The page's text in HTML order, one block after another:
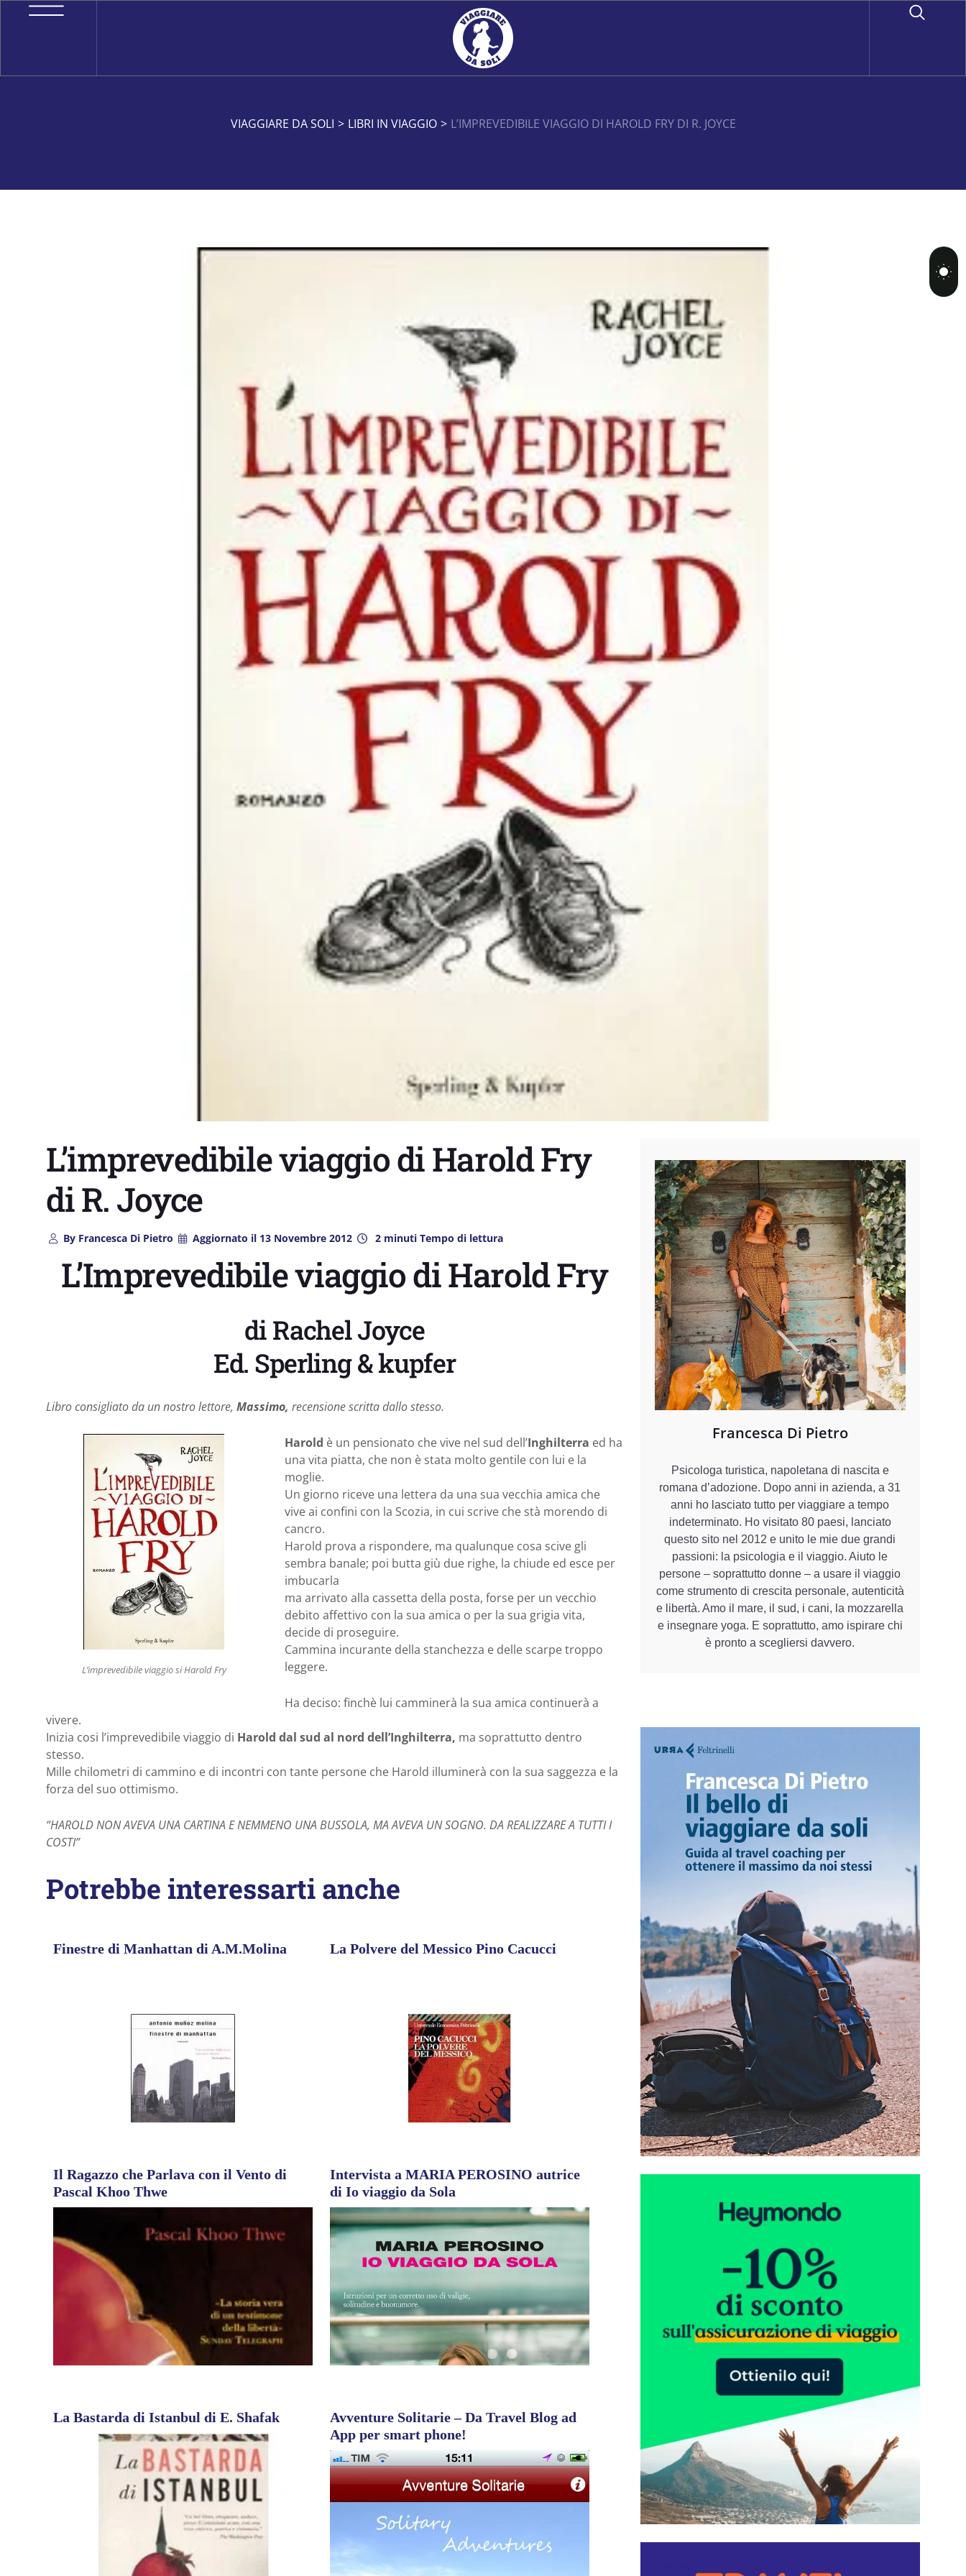
VIAGGIARE DA SOLI > LIBRI IN VIAGGIO > L’IMPREVEDIBILE VIAGGIO DI HAROLD FRY DI R. JOYCE
L’imprevedibile viaggio di Harold Fry
di R. Joyce
ByFrancesca Di Pietro Aggiornato il 13 Novembre 2012 2 minuti Tempo di lettura
L’Imprevedibile viaggio di Harold Fry
di Rachel Joyce
Ed. Sperling & kupfer
Libro consigliato da un nostro lettore, Massimo, recensione scritta dallo stesso.
L’imprevedibile viaggio si Harold Fry
Harold è un pensionato che vive nel sud dell’Inghilterra ed ha
una vita piatta, che non è stata molto gentile con lui e la
moglie.
Un giorno riceve una lettera da una sua vecchia amica che
vive ai confini con la Scozia, in cui scrive che stà morendo di
cancro.
Harold prova a rispondere, ma qualunque cosa scive gli
sembra banale; poi butta giù due righe, la chiude ed esce per
imbucarla
ma arrivato alla cassetta della posta, forse per un vecchio
debito affettivo con la sua amica o per la sua grigia vita,
decide di proseguire.
Cammina incurante della stanchezza e delle scarpe troppo
leggere.
Ha deciso: finchè lui camminerà la sua amica continuerà a
vivere.
Inizia cosi l’imprevedibile viaggio di Harold dal sud al nord dell’Inghilterra, ma soprattutto dentro
stesso.
Mille chilometri di cammino e di incontri con tante persone che Harold illuminerà con la sua saggezza e la
forza del suo ottimismo.
“HAROLD NON AVEVA UNA CARTINA E NEMMENO UNA BUSSOLA, MA AVEVA UN SOGNO. DA REALIZZARE A TUTTI I
COSTI”
Potrebbe interessarti anche
Finestre di Manhattan di A.M.Molina La Polvere del Messico Pino Cacucci
Il Ragazzo che Parlava con il Vento di
Pascal Khoo Thwe
Intervista a MARIA PEROSINO autrice
di Io viaggio da Sola
La Bastarda di Istanbul di E. Shafak
Avventure Solitarie – Da Travel Blog ad
App per smart phone!
Francesca Di Pietro
Psicologa turistica, napoletana di nascita e
romana d’adozione. Dopo anni in azienda, a 31
anni ho lasciato tutto per viaggiare a tempo
indeterminato. Ho visitato 80 paesi, lanciato
questo sito nel 2012 e unito le mie due grandi
passioni: la psicologia e il viaggio. Aiuto le
persone – soprattutto donne – a usare il viaggio
come strumento di crescita personale, autenticità
e libertà. Amo il mare, il sud, i cani, la mozzarella
e insegnare yoga. E soprattutto, amo ispirare chi
è pronto a scegliersi davvero.